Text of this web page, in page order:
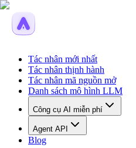
Tác nhân mới nhất
Tác nhân thịnh hành
Tác nhân mã nguồn mở
Danh sách mô hình LLM
Công cụ AI miễn phí
Agent API
Blog